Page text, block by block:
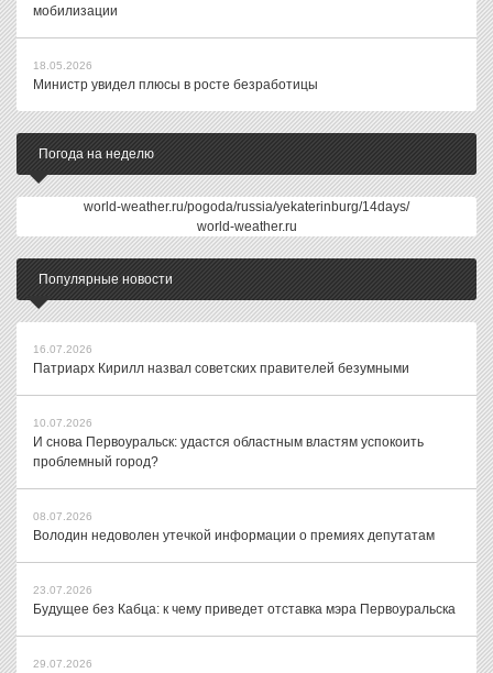
мобилизации
18.05.2026
Министр увидел плюсы в росте безработицы
Погода на неделю
world-weather.ru/pogoda/russia/yekaterinburg/14days/
world-weather.ru
Популярные новости
16.07.2026
Патриарх Кирилл назвал советских правителей безумными
10.07.2026
И снова Первоуральск: удастся областным властям успокоить
проблемный город?
08.07.2026
Володин недоволен утечкой информации о премиях депутатам
23.07.2026
Будущее без Кабца: к чему приведет отставка мэра Первоуральска
29.07.2026